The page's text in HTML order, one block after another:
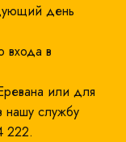
день
входа в
или для
нашу службу
222.